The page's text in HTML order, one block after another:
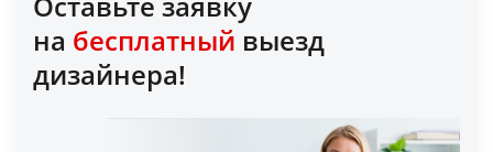
на бесплатный выезд
дизайнера!